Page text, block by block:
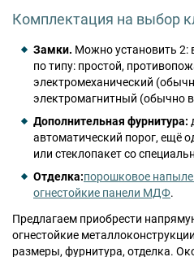
Комплектация на выбор
Замки. Можно установить 2:
по типу: простой,
электромеханический
электромагнитный (обычно
Дополнительная фурнитура:
автоматический порог, ещё
или стеклопакет со
Отделка:порошковое
огнестойкие панели МДФ.
Предлагаем приобрести
огнестойкие
размеры, фурнитура, отделка.